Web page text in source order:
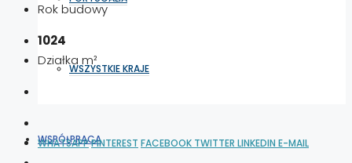
WSZYSTKIE KRAJE
WSPÓŁPRACA
Rok budowy
1024
Działka m²
WHATSAPPPINTEREST FACEBOOK TWITTER LINKEDIN E-MAIL